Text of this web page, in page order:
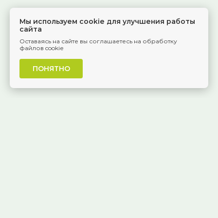
Мы используем cookie для улучшения работы
сайта
Оставаясь на сайте вы соглашаетесь на обработку
файлов cookie
ПОНЯТНО